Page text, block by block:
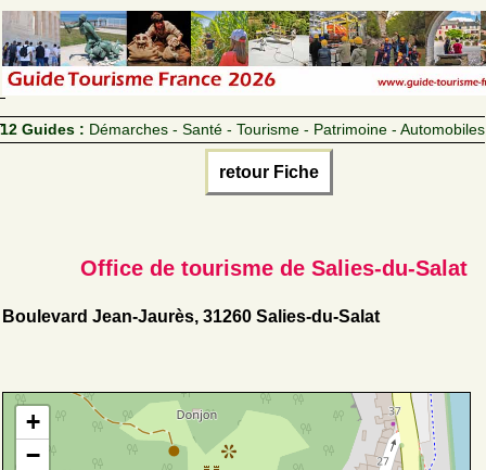
12 Guides : Démarches - Santé - Tourisme - Patrimoine - Automobiles
retour Fiche
Office de tourisme de Salies-du-Salat
Boulevard Jean-Jaurès, 31260 Salies-du-Salat
+
−